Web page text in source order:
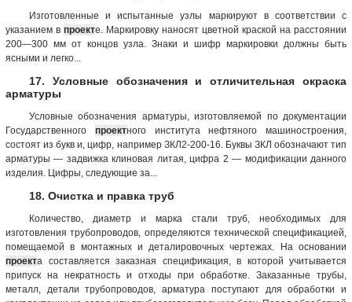
Изготовленные и испытанные узлы маркируют в соответствии с
указанием в проекте. Маркировку наносят цветной краской на расстоянии
200—300 мм от концов узла. Знаки и шифр маркировки должны быть
ясными и легко...
17. Условные обозначения и отличительная окраска
арматуры
Условные обозначения арматуры, изготовляемой по документации
Государственного проектного института нефтяного машиностроения,
состоят из букв и, цифр, например ЗКЛ2-200-16. Буквы ЗКЛ обозначают тип
арматуры — задвижка клиновая литая, цифра 2 — модификации данного
изделия. Цифры, следующие за...
18. Очистка и правка труб
Количество, диаметр и марка стали труб, необходимых для
изготовления трубопроводов, определяются технической спецификацией,
помещаемой в монтажных и деталировочных чертежах. На основании
проекта составляется заказная спецификация, в которой учитывается
припуск на некратность и отходы при обработке. Заказанные трубы,
металл, детали трубопроводов, арматура поступают для обработки и